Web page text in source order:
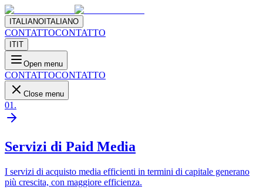
ITALIANO ITALIANO
CONTATTOCONTATTO
IT IT
Open menu
CONTATTOCONTATTO
Close menu
01 .
Servizi di Paid Media
I servizi di acquisto media efficienti in termini di capitale generano
più crescita, con maggiore efficienza.